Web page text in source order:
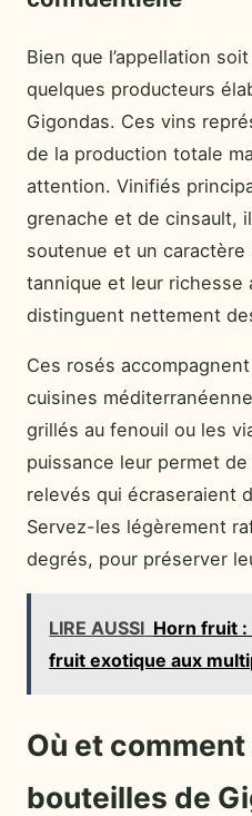
Bien que l’appellation
quelques producteurs
Gigondas. Ces vins
de la production totale
attention. Vinifiés
grenache et de cinsault,
soutenue et un
tannique et leur richesse
distinguent nettement
Ces rosés
cuisines
grillés au fenouil ou les
puissance leur permet
relevés qui écraseraient
Servez-les légèrement
degrés, pour préserver
LIRE AUSSI Horn fruit
fruit exotique aux
Où et
bouteilles de